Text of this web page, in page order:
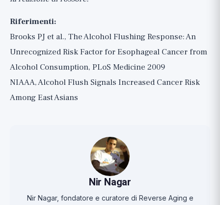
Riferimenti:
Brooks PJ et al., The Alcohol Flushing Response: An
Unrecognized Risk Factor for Esophageal Cancer from
Alcohol Consumption, PLoS Medicine 2009
NIAAA, Alcohol Flush Signals Increased Cancer Risk
Among East Asians
Nir Nagar
Nir Nagar, fondatore e curatore di Reverse Aging e